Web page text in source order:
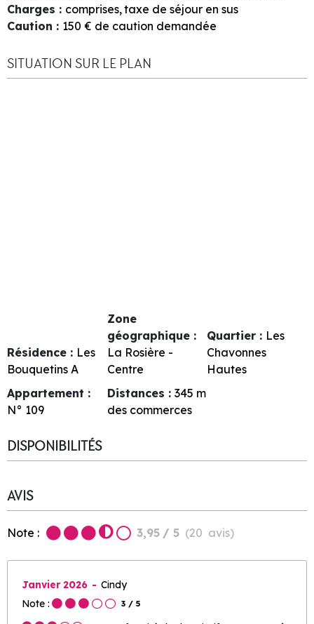
Charges : comprises taxe de séjour en sus
Caution : 150 € de caution demandée
SITUATION SUR LE PLAN
Résidence : Les
Bouquetins A
Zone
géographique :
La Rosière -
Centre
Quartier : Les
Chavonnes
Hautes
Appartement :
N° 109
Distances : 345 m
des commerces
DISPONIBILITÉS
AVIS
Note : 3,95 / 5 (20 avis)
Janvier 2026
Cindy
Note :
3 / 5